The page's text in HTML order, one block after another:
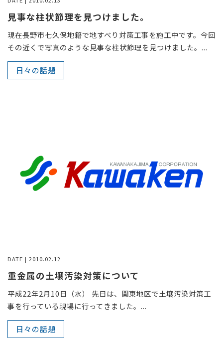
見事な柱状節理を見つけました。
現在長野市七久保地籍で地すべり対策工事を施工中です。今回
その近くで写真のような見事な柱状節理を見つけました。...
日々の話題
DATE | 2010.02.12
重金属の土壌汚染対策について
平成22年2月10日（水） 先日は、関東地区で土壌汚染対策工
事を行っている現場に行ってきました。...
日々の話題